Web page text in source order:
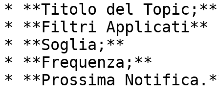
* **Titolo del Topic;**
* **Filtri Applicati**
* **Soglia;**
* **Frequenza;**
* **Prossima